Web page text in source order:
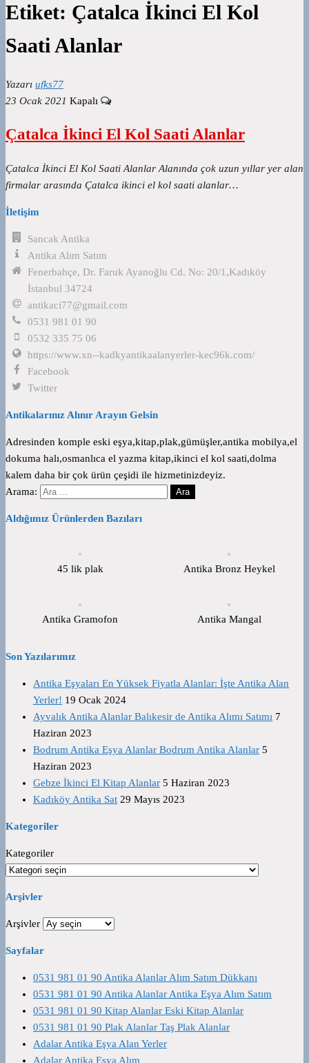
Etiket: Çatalca İkinci El Kol
Saati Alanlar
Yazarı ufks77
23 Ocak 2021 Kapalı
Çatalca İkinci El Kol Saati Alanlar
Çatalca İkinci El Kol Saati Alanlar Alanında çok uzun yıllar yer alan
firmalar arasında Çatalca ikinci el kol saati alanlar…
İletişim
Sancak Antika
Antika Alım Satım
Fenerbahçe, Dr. Faruk Ayanoğlu Cd. No: 20/1,Kadıköy
İstanbul 34724
antikaci77@gmail.com
0531 981 01 90
0532 335 75 06
https://www.xn--kadkyantikaalanyerler-kec96k.com/
Facebook
Twitter
Antikalarınız Alınır Arayın Gelsin
Adresinden komple eski eşya,kitap,plak,gümüşler,antika mobilya,el
dokuma halı,osmanlıca el yazma kitap,ikinci el kol saati,dolma
kalem daha bir çok ürün çeşidi ile hizmetinizdeyiz.
Arama:
Aldığımız Ürünlerden Bazıları
45 lik plak Antika Bronz Heykel
Antika Gramofon Antika Mangal
Son Yazılarımız
Antika Eşyaları En Yüksek Fiyatla Alanlar: İşte Antika Alan
Yerler! 19 Ocak 2024
Ayvalık Antika Alanlar Balıkesir de Antika Alımı Satımı 7
Haziran 2023
Bodrum Antika Eşya Alanlar Bodrum Antika Alanlar 5
Haziran 2023
Gebze İkinci El Kitap Alanlar 5 Haziran 2023
Kadıköy Antika Sat 29 Mayıs 2023
Kategoriler
Kategoriler
Arşivler
Arşivler
Sayfalar
0531 981 01 90 Antika Alanlar Alım Satım Dükkanı
0531 981 01 90 Antika Alanlar Antika Eşya Alım Satım
0531 981 01 90 Kitap Alanlar Eski Kitap Alanlar
0531 981 01 90 Plak Alanlar Taş Plak Alanlar
Adalar Antika Eşya Alan Yerler
Adalar Antika Eşya Alım